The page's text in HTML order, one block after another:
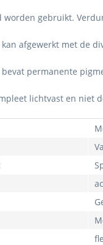
worden gebruikt.
afgewerkt met de
bevat permanente
lichtvast en niet